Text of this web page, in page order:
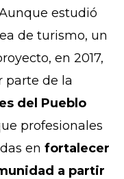
estudió
de turismo, un
en 2017,
parte de la
del Pueblo
profesionales
en fortalecer
a partir